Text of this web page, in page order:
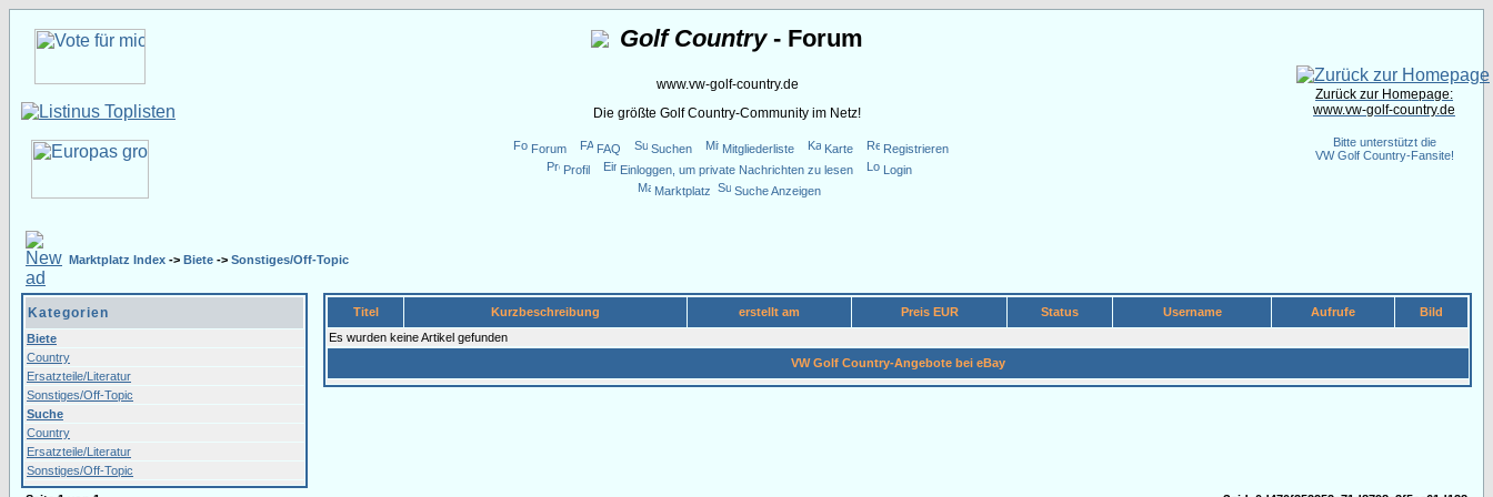
Golf Country- Forum
www.vw-golf-country.de
Die größte Golf Country-Community im Netz!
Forum FAQ Suchen Mitgliederliste Karte
Registrieren
Profil
Einloggen, um private Nachrichten zu lesen
Login
Marktplatz
Suche Anzeigen
Zurück zur Homepage:
www.vw-golf-country.de
Bitte unterstützt die
VW Golf Country-Fansite!
Marktplatz Index -> Biete -> Sonstiges/Off-Topic
Kategorien
Biete
Country
Ersatzteile/Literatur
Sonstiges/Off-Topic
Suche
Country
Ersatzteile/Literatur
Sonstiges/Off-Topic
Titel Kurzbeschreibung erstellt am Preis EUR Status Username Aufrufe
Bild
Es wurden keine Artikel gefunden
VW Golf Country-Angebote bei eBay